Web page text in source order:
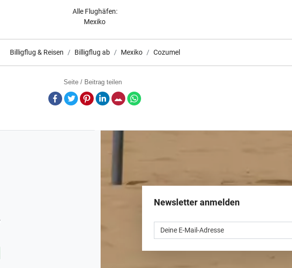
Alle Flughäfen:
Mexiko
Billigflug & Reisen Billigflug ab Mexiko Cozumel
Seite / Beitrag teilen
Facebook
TwitterPinterestLinkedInE-Mail
Newsletter anmelden